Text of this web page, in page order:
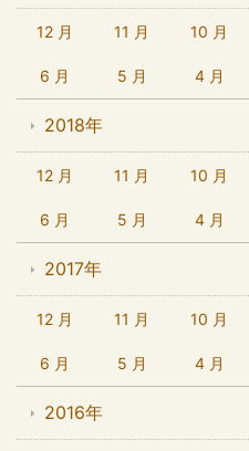
12 月 11 月 10 月
6 月 5 月 4 月
2018年
12 月 11 月 10 月
6 月 5 月 4 月
2017年
12 月 11 月 10 月
6 月 5 月 4 月
2016年